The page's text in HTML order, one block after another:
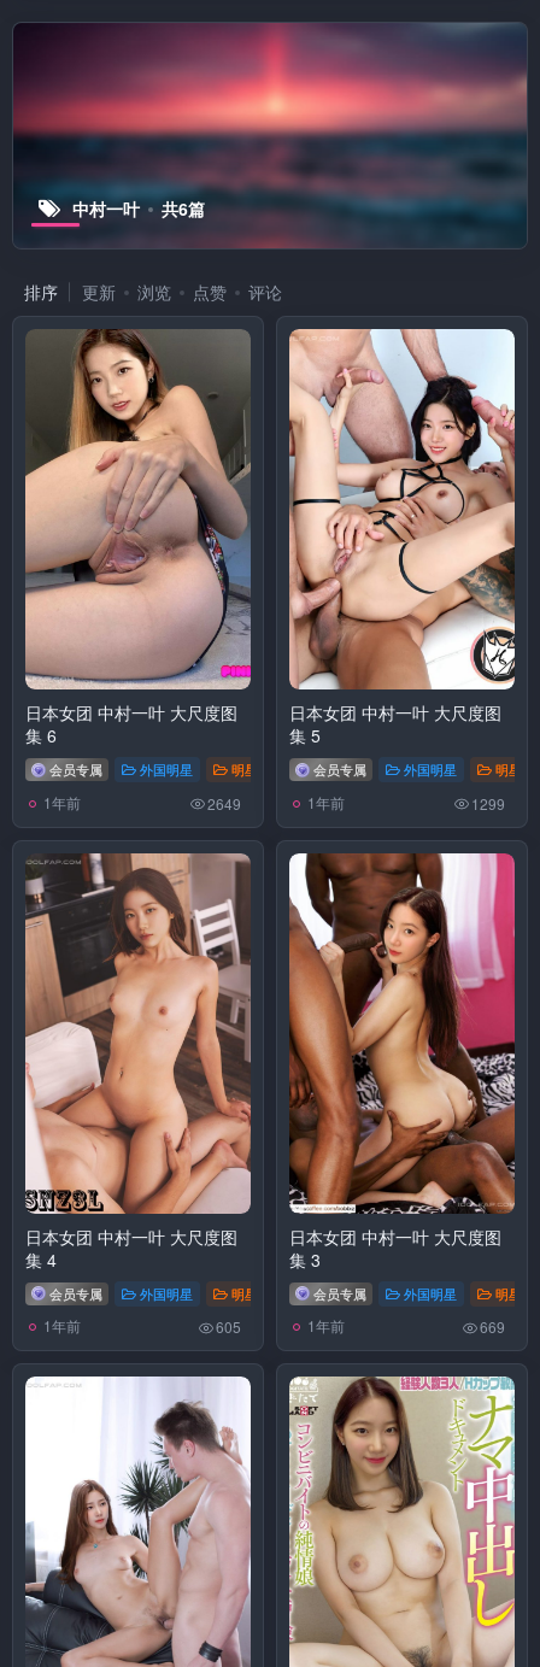
中村一叶 共6篇
排序 更新 浏览 点赞 评论
日本女团 中村一叶 大尺度图
集 6
会员专属 外国明星 明星换脸
1年前 2649
日本女团 中村一叶 大尺度图
集 5
会员专属 外国明星 明星换
1年前 1299
日本女团 中村一叶 大尺度图
集 4
会员专属 外国明星 明星换脸
1年前 605
日本女团 中村一叶 大尺度图
集 3
会员专属 外国明星 明星换
1年前 669